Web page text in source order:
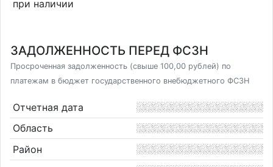
при наличии
ЗАДОЛЖЕННОСТЬ ПЕРЕД ФСЗН
Просроченная задолженность (свыше 100,00 рублей) по
платежам в бюджет государственного внебюджетного ФСЗН
Отчетная дата
Область
Район